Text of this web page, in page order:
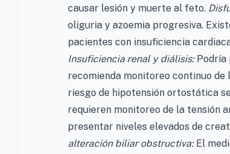
causar lesión y muerte al feto.
oliguria y azoemia progresiva.
pacientes con insuficiencia
Insuficiencia renal y diálisis:Podría
recomienda monitoreo continuo
riesgo de hipotensión ortostática
requieren monitoreo de la tensión
presentar niveles elevados de
alteración biliar obstructiva:El